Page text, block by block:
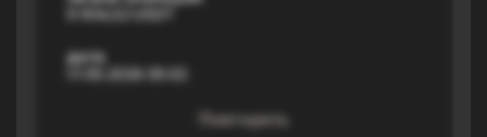
ДАТА
17.05.2026 05:02
Повторить